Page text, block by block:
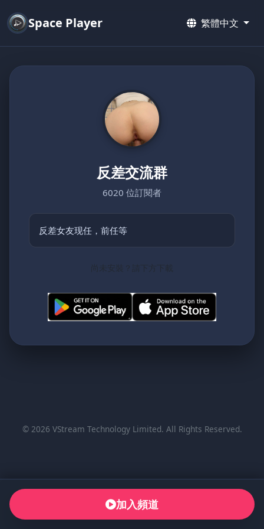
Space Player 繁體中文
反差交流群
6020 位訂閱者
反差女友现任，前任等
尚未安裝？請下方下載
加入頻道
© 2026 VStream Technology Limited. All Rights Reserved.